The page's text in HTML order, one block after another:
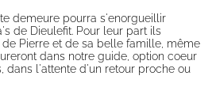
demeure pourra s'enorgueillir
de Dieulefit. Pour leur part ils
Pierre et de sa belle famille, même
dans notre guide, option coeur
dans l'attente d'un retour proche ou